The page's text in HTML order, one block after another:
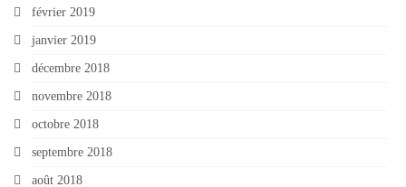
février 2019
janvier 2019
décembre 2018
novembre 2018
octobre 2018
septembre 2018
août 2018